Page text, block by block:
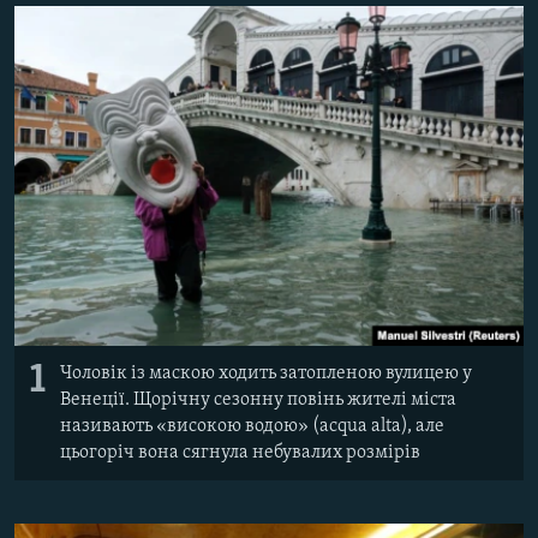
ВІДЕОУРОКИ «ELIFBE»
СВІДЧЕННЯ ОКУПАЦІЇ
УКРАЇНСЬКА ПРОБЛЕМА КРИМУ
ІНФОГРАФІКА
Qırımtatar
ДОЛУЧАЙСЯ!
Усі сайти RFE/RL
1
Чоловік із маскою ходить затопленою вулицею у
Венеції. Щорічну сезонну повінь жителі міста
називають «високою водою» (acqua alta), але
цьогоріч вона сягнула небувалих розмірів